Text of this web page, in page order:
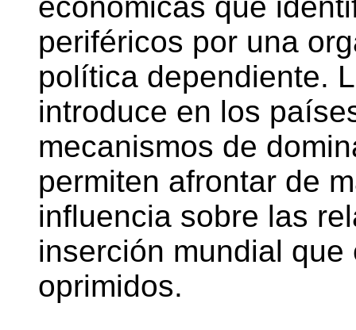
periféricos por una
política dependiente.
introduce en los
mecanismos de
permiten afrontar de
influencia sobre las
inserción mundial
oprimidos.